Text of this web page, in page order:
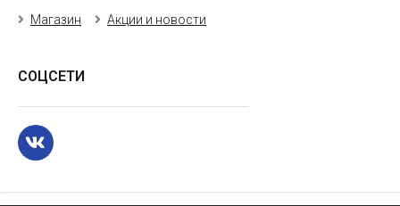
Магазин Акции и новости
СОЦСЕТИ